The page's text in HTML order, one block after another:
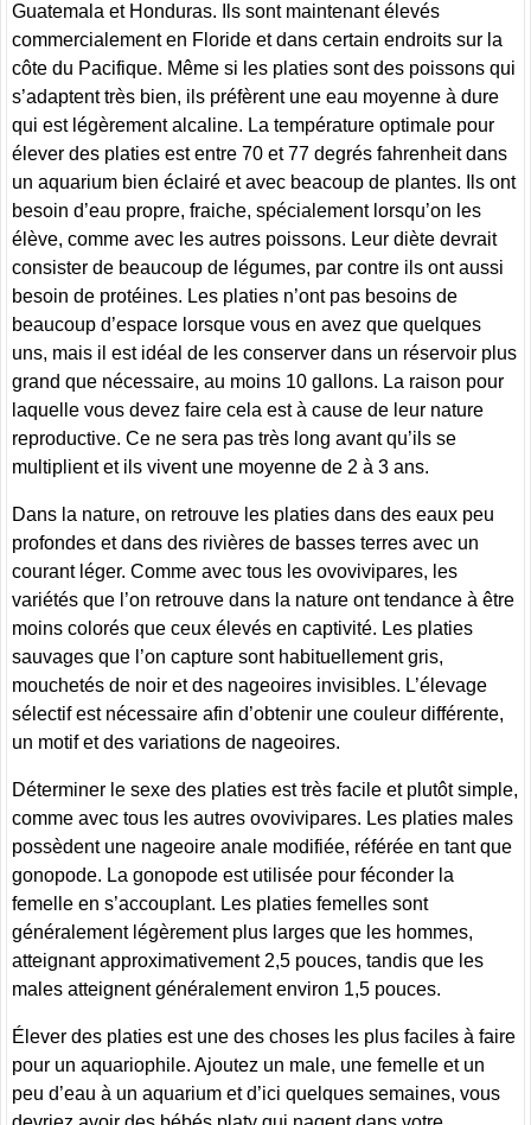
Guatemala et Honduras. Ils sont maintenant élevés
commercialement en Floride et dans certain endroits sur la
côte du Pacifique. Même si les platies sont des poissons qui
s’adaptent très bien, ils préfèrent une eau moyenne à dure
qui est légèrement alcaline. La température optimale pour
élever des platies est entre 70 et 77 degrés fahrenheit dans
un aquarium bien éclairé et avec beacoup de plantes. Ils ont
besoin d’eau propre, fraiche, spécialement lorsqu’on les
élève, comme avec les autres poissons. Leur diète devrait
consister de beaucoup de légumes, par contre ils ont aussi
besoin de protéines. Les platies n’ont pas besoins de
beaucoup d’espace lorsque vous en avez que quelques
uns, mais il est idéal de les conserver dans un réservoir plus
grand que nécessaire, au moins 10 gallons. La raison pour
laquelle vous devez faire cela est à cause de leur nature
reproductive. Ce ne sera pas très long avant qu’ils se
multiplient et ils vivent une moyenne de 2 à 3 ans.
Dans la nature, on retrouve les platies dans des eaux peu
profondes et dans des rivières de basses terres avec un
courant léger. Comme avec tous les ovovivipares, les
variétés que l’on retrouve dans la nature ont tendance à être
moins colorés que ceux élevés en captivité. Les platies
sauvages que l’on capture sont habituellement gris,
mouchetés de noir et des nageoires invisibles. L’élevage
sélectif est nécessaire afin d’obtenir une couleur différente,
un motif et des variations de nageoires.
Déterminer le sexe des platies est très facile et plutôt simple,
comme avec tous les autres ovovivipares. Les platies males
possèdent une nageoire anale modifiée, référée en tant que
gonopode. La gonopode est utilisée pour féconder la
femelle en s’accouplant. Les platies femelles sont
généralement légèrement plus larges que les hommes,
atteignant approximativement 2,5 pouces, tandis que les
males atteignent généralement environ 1,5 pouces.
Élever des platies est une des choses les plus faciles à faire
pour un aquariophile. Ajoutez un male, une femelle et un
peu d’eau à un aquarium et d’ici quelques semaines, vous